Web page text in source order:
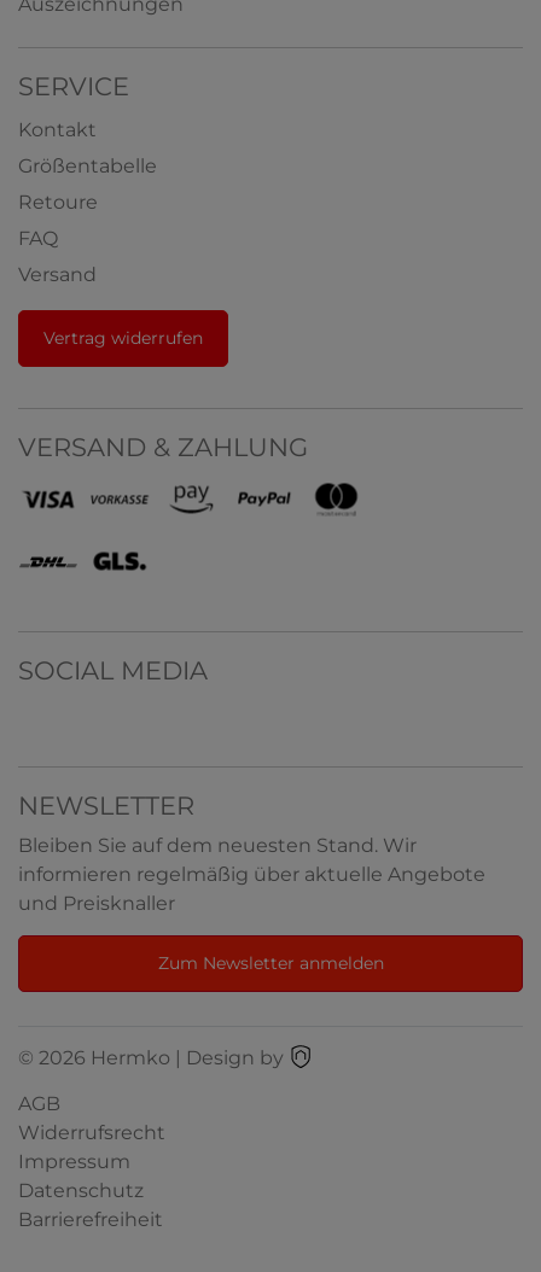
SERVICE
Kontakt
Größentabelle
Retoure
FAQ
Versand
Vertrag widerrufen
VERSAND & ZAHLUNG
SOCIAL MEDIA
NEWSLETTER
Bleiben Sie auf dem neuesten Stand. Wir
informieren regelmäßig über aktuelle Angebote
und Preisknaller
Zum Newsletter anmelden
© 2026 Hermko | Design by
AGB
Widerrufsrecht
Impressum
Datenschutz
Barrierefreiheit